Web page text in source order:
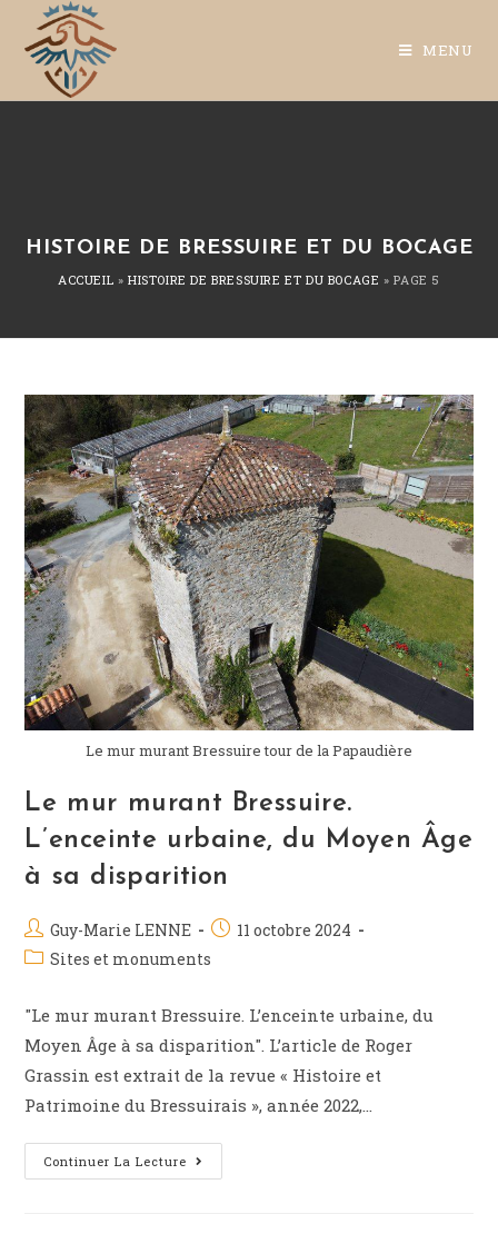
MENU
HISTOIRE DE BRESSUIRE ET DU BOCAGE
ACCUEIL »HISTOIRE DE BRESSUIRE ET DU BOCAGE »PAGE 5
Le mur murant Bressuire tour de la Papaudière
Le mur murant Bressuire.
L’enceinte urbaine, du Moyen Âge
à sa disparition
Guy-Marie LENNE
11 octobre 2024
Sites et monuments
"Le mur murant Bressuire. L’enceinte urbaine, du
Moyen Âge à sa disparition". L’article de Roger
Grassin est extrait de la revue « Histoire et
Patrimoine du Bressuirais », année 2022,…
Continuer La Lecture